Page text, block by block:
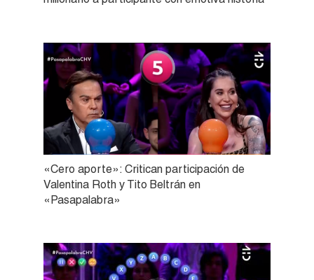
«Cero aporte»: Critican participación de
Valentina Roth y Tito Beltrán en
«Pasapalabra»